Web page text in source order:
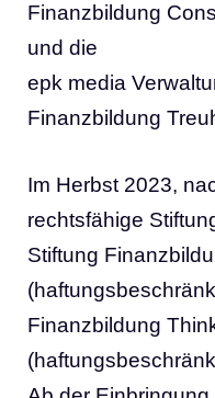
Finanzbildung
und die
epk media
Finanzbildung
Im Herbst 2023,
rechtsfähige
Stiftung
Finanzbildung